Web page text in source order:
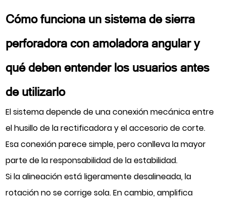
Cómo funciona un sistema de sierra
perforadora con amoladora angular y
qué deben entender los usuarios antes
de utilizarlo
El sistema depende de una conexión mecánica entre
el husillo de la rectificadora y el accesorio de corte.
Esa conexión parece simple, pero conlleva la mayor
parte de la responsabilidad de la estabilidad.
Si la alineación está ligeramente desalineada, la
rotación no se corrige sola. En cambio, amplifica